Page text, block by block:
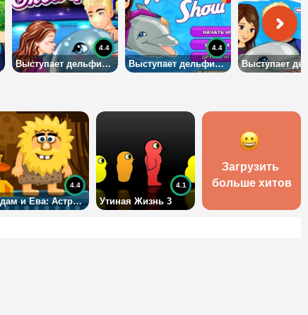
Выступает дельфин 4
4.4
Выступает дельфин 1
4.4
Адам и Ева: Астронавт
4.4
Утиная Жизнь 3
4.1
Загрузить
больше хитов